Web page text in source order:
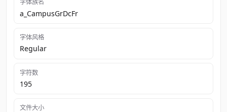
字体族名
a_CampusGrDcFr
字体风格
Regular
字符数
195
文件大小